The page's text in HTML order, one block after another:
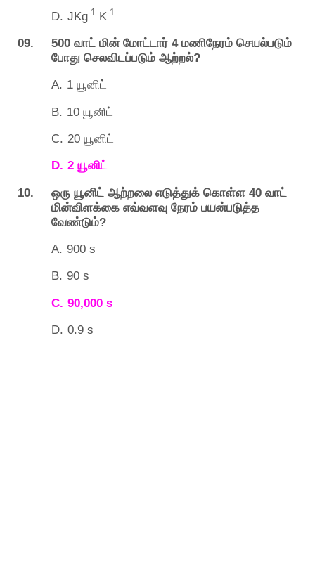
D. JKg-1 K-1
09. 500 வாட் மின் மோட்டார் 4 மணிநேரம் செயல்படும்
போது செலவிடப்படும் ஆற்றல்?
A. 1 யூனிட்
B. 10 யூனிட்
C. 20 யூனிட்
D. 2 யூனிட்
10. ஒரு யூனிட் ஆற்றலை எடுத்துக் கொள்ள 40 வாட்
மின்விளக்கை எவ்வளவு நேரம் பயன்படுத்த
வேண்டும்?
A. 900 s
B. 90 s
C. 90,000 s
D. 0.9 s